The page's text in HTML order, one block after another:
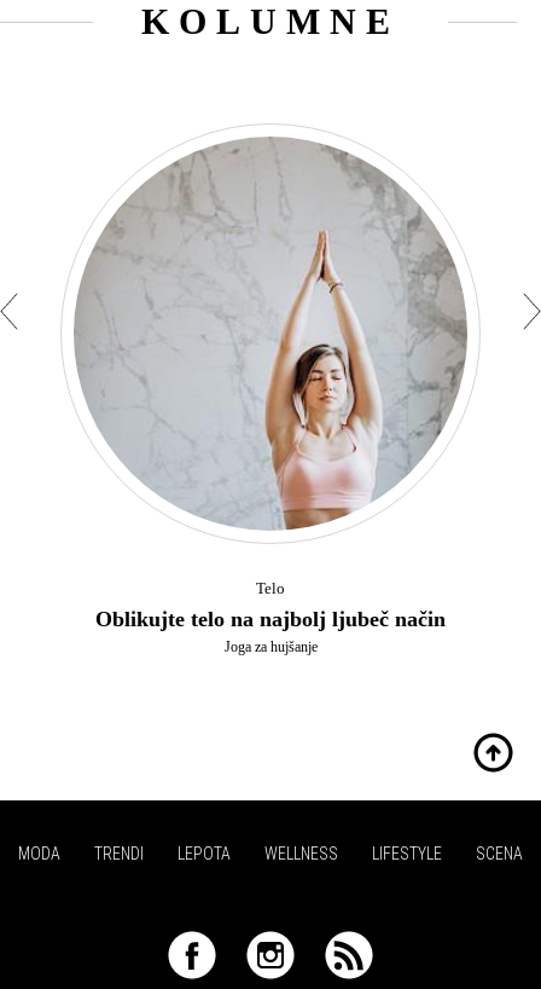
KOLUMNE
Telo
Oblikujte telo na najbolj ljubeč način
Joga za hujšanje
MODA TRENDI LEPOTA WELLNESS LIFESTYLE SCENA